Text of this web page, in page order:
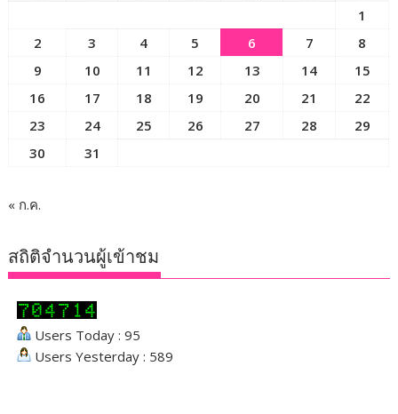
1
2
3 4 5 6 7
8
9
10 11 12 13 14
15
16
17 18 19 20 21
22
23
24 25 26 27 28
29
30
31
« ก.ค.
สถิติจำนวนผู้เข้าชม
Users Today : 95
Users Yesterday : 589